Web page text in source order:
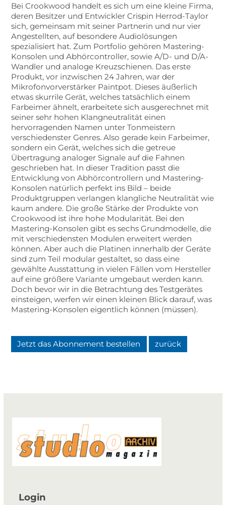
Bei Crookwood handelt es sich um eine kleine Firma,
deren Besitzer und Entwickler Crispin Herrod-Taylor
sich, gemeinsam mit seiner Partnerin und nur vier
Angestellten, auf besondere Audiolösungen
spezialisiert hat. Zum Portfolio gehören Mastering-
Konsolen und Abhörcontroller, sowie A/D- und D/A-
Wandler und analoge Kreuzschienen. Das erste
Produkt, vor inzwischen 24 Jahren, war der
Mikrofonvorverstärker Paintpot. Dieses äußerlich
etwas skurrile Gerät, welches tatsächlich einem
Farbeimer ähnelt, erarbeitete sich ausgerechnet mit
seiner sehr hohen Klangneutralität einen
hervorragenden Namen unter Tonmeistern
verschiedenster Genres. Also gerade kein Farbeimer,
sondern ein Gerät, welches sich die getreue
Übertragung analoger Signale auf die Fahnen
geschrieben hat. In dieser Tradition passt die
Entwicklung von Abhörcontrollern und Mastering-
Konsolen natürlich perfekt ins Bild – beide
Produktgruppen verlangen klangliche Neutralität wie
kaum andere. Die große Stärke der Produkte von
Crookwood ist ihre hohe Modularität. Bei den
Mastering-Konsolen gibt es sechs Grundmodelle, die
mit verschiedensten Modulen erweitert werden
können. Aber auch die Platinen innerhalb der Geräte
sind zum Teil modular gestaltet, so dass eine
gewählte Ausstattung in vielen Fällen vom Hersteller
auf eine größere Variante umgebaut werden kann.
Doch bevor wir in die Betrachtung des Testgerätes
einsteigen, werfen wir einen kleinen Blick darauf, was
Mastering-Konsolen eigentlich können (müssen).
Jetzt das Abonnement bestellen zurück
Login